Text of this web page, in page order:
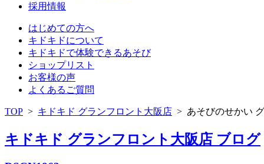
採用情報
はじめての方へ
キドキドについて
キドキドで体験できるあそび
ショップリスト
お客様の声
よくあるご質問
TOP > キドキド グランフロント大阪店 > あそびのせかい
キドキド グランフロント大阪店 ブログ